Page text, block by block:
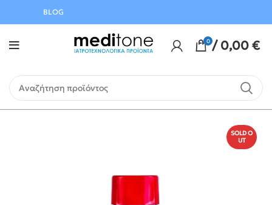
BLOG
0 / 0,00€
SOLD O
UT
Αυγούστου